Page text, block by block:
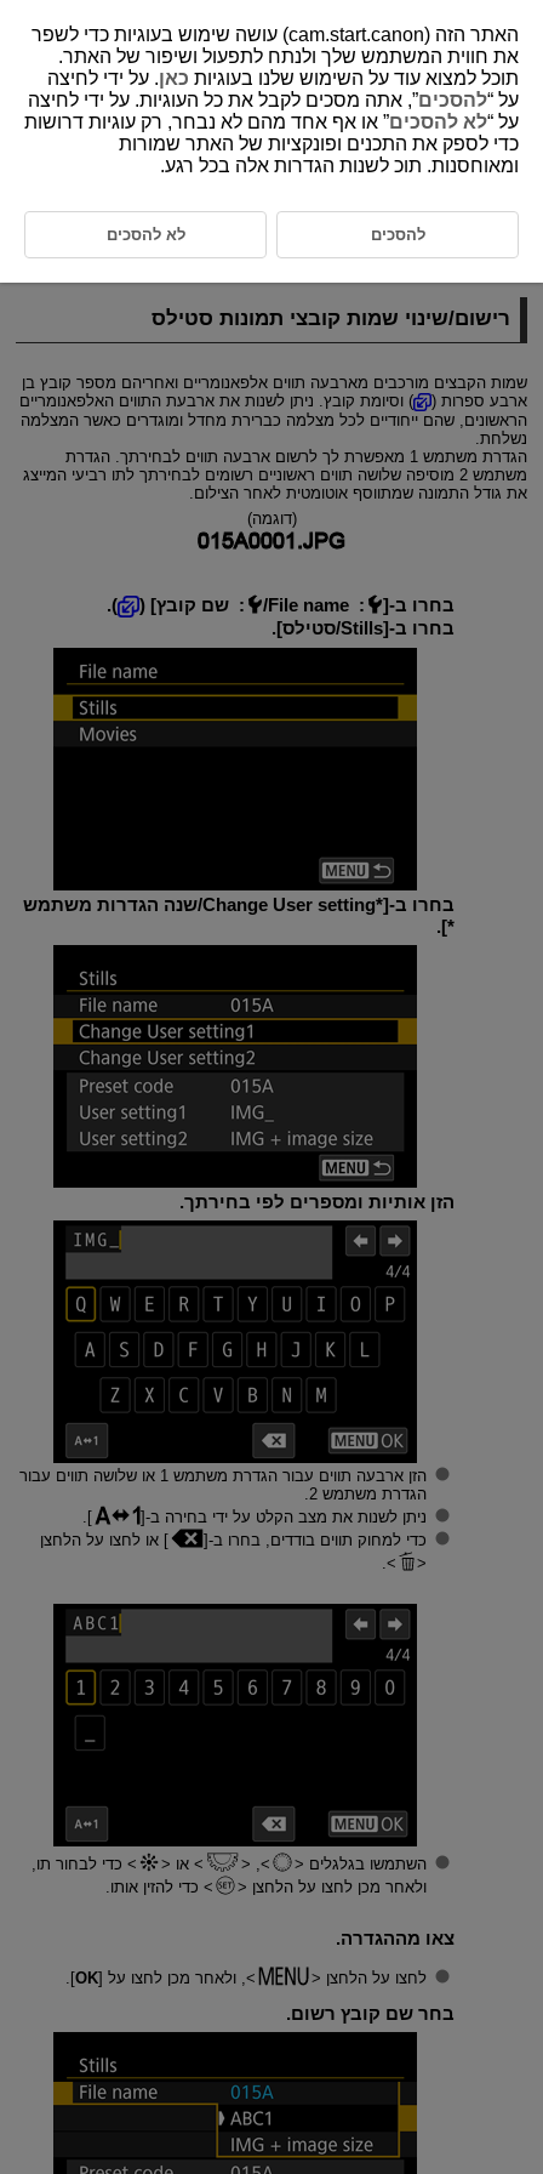
D305-205
מתן שמות לקבצים
רישום/שינוי שמות קובצי תמונות סטילס
הגדרות שם קובץ וידאו
רישום/שינוי שמות קובצי תמונות סטילס
שמות הקבצים מורכבים מארבעה תווים אלפאנומריים ואחריהם מספר קובץ בן
ארבע ספרות (
) וסיומת קובץ. ניתן לשנות את ארבעת התווים האלפאנומריים
הראשונים, שהם ייחודיים לכל מצלמה כברירת מחדל ומוגדרים כאשר המצלמה
נשלחת.
הגדרת משתמש 1 מאפשרת לך לרשום ארבעה תווים לבחירתך. הגדרת
משתמש 2 מוסיפה שלושה תווים ראשוניים רשומים לבחירתך לתו רביעי המייצג
את גודל התמונה שמתווסף אוטומטית לאחר הצילום.
(דוגמה)
בחרו ב-[ :
File name/ : שם קובץ] (
).
בחרו ב-[Stills/סטילס ].
בחרו ב-[
Change User setting*‎/שנה הגדרות משתמש
*
].
הזן אותיות ומספרים לפי בחירתך.
הזן ארבעה תווים עבור הגדרת משתמש 1 או שלושה תווים עבור
הגדרת משתמש 2.
ניתן לשנות את מצב הקלט על ידי בחירה ב-[
].
כדי למחוק תווים בודדים, בחרו ב-[
] או לחצו על הלחצן
.
השתמשו בגלגלים , או
כדי לבחור תו,
ולאחר מכן לחצו על הלחצן
כדי להזין אותו.
צאו מההגדרה.
לחצו על הלחצן , ולאחר מכן לחצו על [OK
].
בחר שם קובץ רשום.
האתר הזה (cam.start.canon) עושה שימוש בעוגיות כדי לשפר
את חווית המשתמש שלך ולנתח לתפעול ושיפור של האתר.
תוכל למצוא עוד על השימוש שלנו בעוגיות כאן. על ידי לחיצה
על “להסכים”, אתה מסכים לקבל את כל העוגיות. על ידי לחיצה
על “לא להסכים” או אף אחד מהם לא נבחר, רק עוגיות דרושות
כדי לספק את התכנים ופונקציות של האתר שמורות
ומאוחסנות. תוכ לשנות הגדרות אלה בכל רגע.
להסכים לא להסכים